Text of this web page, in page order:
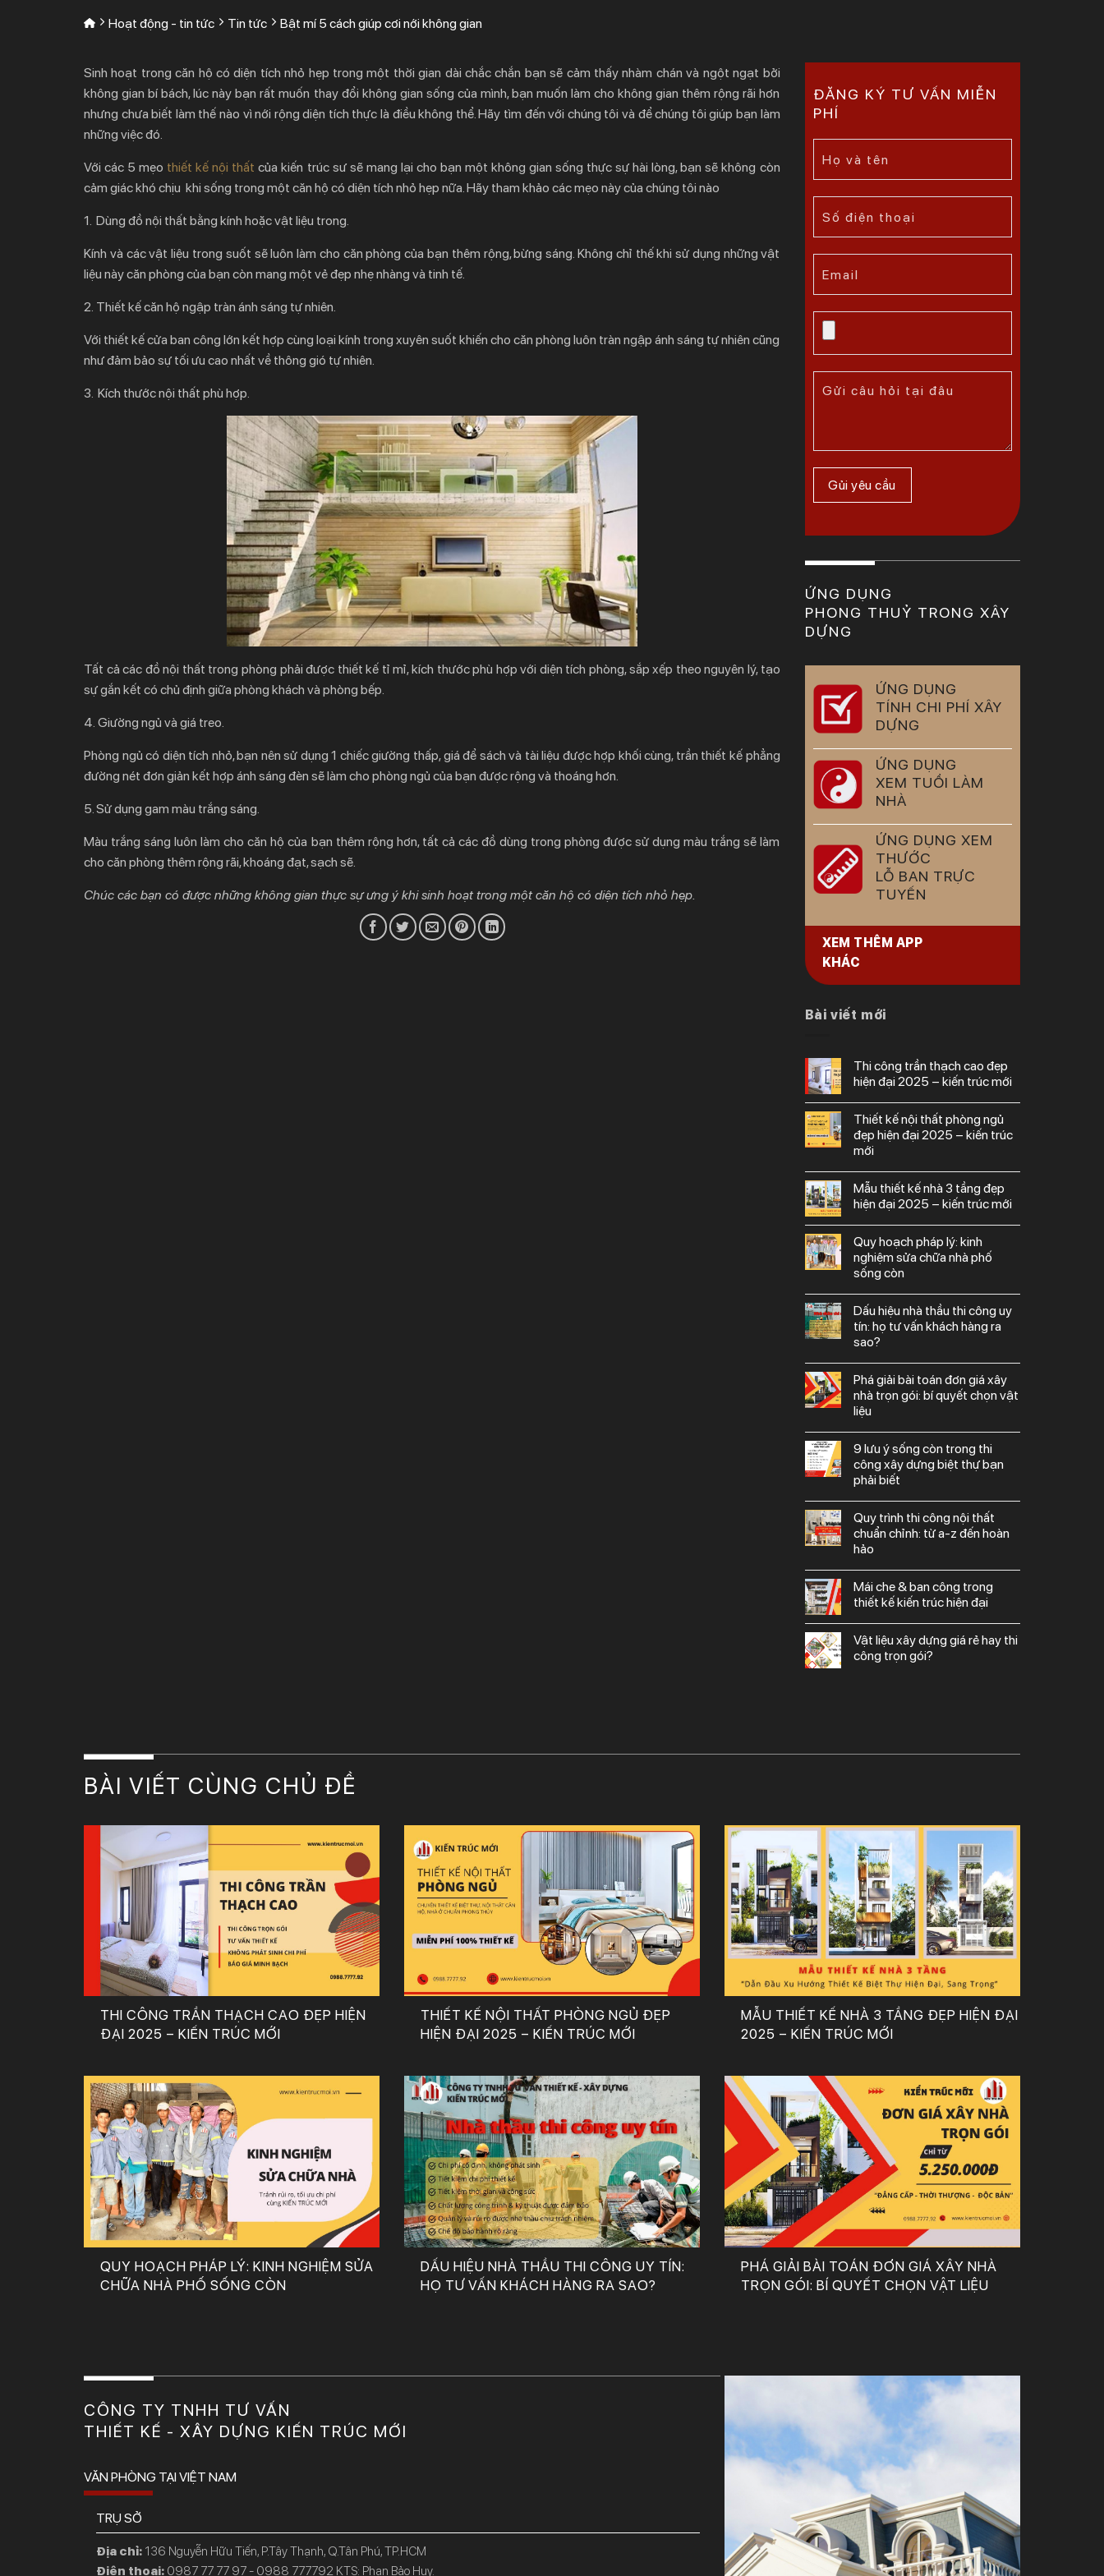
Hoạt động - tin tức Tin tức Bật mí 5 cách giúp cơi nới không gian
Sinh hoạt trong căn hộ có diện tích nhỏ hẹp trong một thời gian dài chắc chắn bạn sẽ cảm thấy nhàm chán và ngột ngạt bởi
không gian bí bách, lúc này bạn rất muốn thay đổi không gian sống của mình, bạn muốn làm cho không gian thêm rộng rãi hơn
nhưng chưa biết làm thế nào vì nới rộng diện tích thực là điều không thể. Hãy tìm đến với chúng tôi và để chúng tôi giúp bạn làm
những việc đó.
Với các 5 mẹo thiết kế nội thất của kiến trúc sư sẽ mang lại cho bạn một không gian sống thực sự hài lòng, bạn sẽ không còn
cảm giác khó chịu khi sống trong một căn hộ có diện tích nhỏ hẹp nữa. Hãy tham khảo các mẹo này của chúng tôi nào
1. Dùng đồ nội thất bằng kính hoặc vật liệu trong.
Kính và các vật liệu trong suốt sẽ luôn làm cho căn phòng của bạn thêm rộng, bừng sáng. Không chỉ thế khi sử dụng những vật
liệu này căn phòng của bạn còn mang một vẻ đẹp nhẹ nhàng và tinh tế.
2. Thiết kế căn hộ ngập tràn ánh sáng tự nhiên.
Với thiết kế cửa ban công lớn kết hợp cùng loại kính trong xuyên suốt khiến cho căn phòng luôn tràn ngập ánh sáng tự nhiên cũng
như đảm bảo sự tối ưu cao nhất về thông gió tự nhiên.
3. Kích thước nội thất phù hợp.
Tất cả các đồ nội thất trong phòng phải được thiết kế tỉ mỉ, kích thước phù hợp với diện tích phòng, sắp xếp theo nguyên lý, tạo
sự gắn kết có chủ định giữa phòng khách và phòng bếp.
4. Giường ngủ và giá treo.
Phòng ngủ có diện tích nhỏ, bạn nên sử dụng 1 chiếc giường thấp, giá để sách và tài liệu được hợp khối cùng, trần thiết kế phẳng
đường nét đơn giản kết hợp ánh sáng đèn sẽ làm cho phòng ngủ của bạn được rộng và thoáng hơn.
5. Sử dụng gam màu trắng sáng.
Màu trắng sáng luôn làm cho căn hộ của bạn thêm rộng hơn, tất cả các đồ dùng trong phòng được sử dụng màu trắng sẽ làm
cho căn phòng thêm rộng rãi, khoáng đạt, sạch sẽ.
Chúc các bạn có được những không gian thực sự ưng ý khi sinh hoạt trong một căn hộ có diện tích nhỏ hẹp.
ĐĂNG KÝ TƯ VẤN MIỄN
PHÍ
ỨNG DỤNG
PHONG THUỶ TRONG XÂY
DỰNG
ỨNG DỤNG
TÍNH CHI PHÍ XÂY
DỰNG
ỨNG DỤNG
XEM TUỔI LÀM
NHÀ
ỨNG DỤNG XEM
THƯỚC
LỖ BAN TRỰC
TUYẾN
XEM THÊM APP
KHÁC
Bài viết mới
thi công trần thạch cao đẹp
hiện đại 2025 – kiến trúc mới
thiết kế nội thất phòng ngủ
đẹp hiện đại 2025 – kiến trúc
mới
mẫu thiết kế nhà 3 tầng đẹp
hiện đại 2025 – kiến trúc mới
quy hoạch pháp lý: kinh
nghiệm sửa chữa nhà phố
sống còn
dấu hiệu nhà thầu thi công uy
tín: họ tư vấn khách hàng ra
sao?
phá giải bài toán đơn giá xây
nhà trọn gói: bí quyết chọn vật
liệu
9 lưu ý sống còn trong thi
công xây dựng biệt thự bạn
phải biết
quy trình thi công nội thất
chuẩn chỉnh: từ a-z đến hoàn
hảo
mái che & ban công trong
thiết kế kiến trúc hiện đại
vật liệu xây dựng giá rẻ hay thi
công trọn gói?
BÀI VIẾT CÙNG CHỦ ĐỀ
THI CÔNG TRẦN THẠCH CAO ĐẸP HIỆN
ĐẠI 2025 – KIẾN TRÚC MỚI
THIẾT KẾ NỘI THẤT PHÒNG NGỦ ĐẸP
HIỆN ĐẠI 2025 – KIẾN TRÚC MỚI
MẪU THIẾT KẾ NHÀ 3 TẦNG ĐẸP HIỆN ĐẠI
2025 – KIẾN TRÚC MỚI
QUY HOẠCH PHÁP LÝ: KINH NGHIỆM SỬA
CHỮA NHÀ PHỐ SỐNG CÒN
DẤU HIỆU NHÀ THẦU THI CÔNG UY TÍN:
HỌ TƯ VẤN KHÁCH HÀNG RA SAO?
PHÁ GIẢI BÀI TOÁN ĐƠN GIÁ XÂY NHÀ
TRỌN GÓI: BÍ QUYẾT CHỌN VẬT LIỆU
CÔNG TY TNHH TƯ VẤN
THIẾT KẾ - XÂY DỰNG KIẾN TRÚC MỚI
VĂN PHÒNG TẠI VIỆT NAM
TRỤ SỞ
Địa chỉ: 136 Nguyễn Hữu Tiến, P.Tây Thạnh, Q.Tân Phú, TP.HCM
Điện thoại: 0987 77 77 97 - 0988 777792 KTS: Phan Bảo Huy.